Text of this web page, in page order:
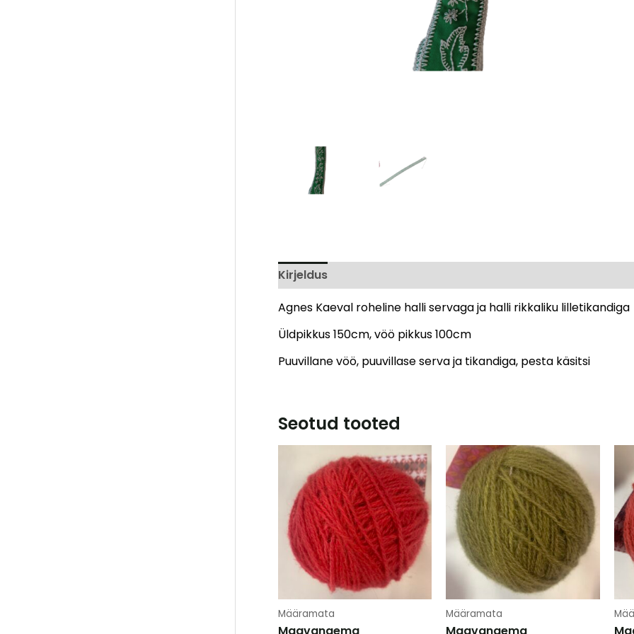
Kirjeldus
Agnes Kaeval roheline halli servaga ja halli rikkaliku lilletikandiga
Üldpikkus 150cm, vöö pikkus 100cm
Puuvillane vöö, puuvillase serva ja tikandiga, pesta käsitsi
Seotud tooted
Määramata Määramata